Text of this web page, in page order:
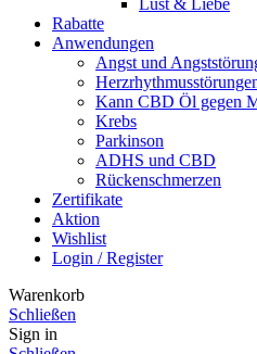
Lust & Liebe
Rabatte
Anwendungen
Angst und
Kann CBD Öl gegen
Krebs
Parkinson
ADHS und CBD
Rückenschmerzen
Zertifikate
Aktion
Wishlist
Login / Register
Warenkorb
Schließen
Sign in